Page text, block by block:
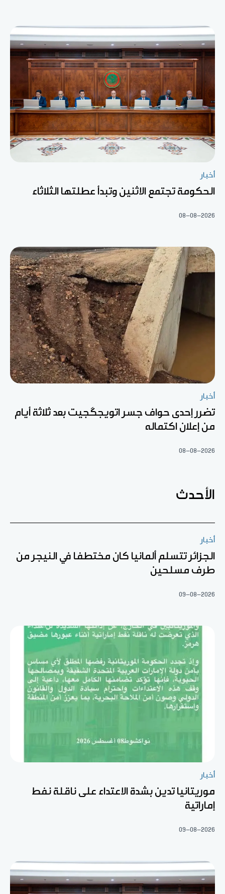
أخبار
الحكومة تجتمع الاثنين وتبدأ عطلتها الثلاثاء
08-08-2026
أخبار
تضرر إحدى حواف جسر اتويجگجيت بعد ثلاثة أيام
من إعلان اكتماله
08-08-2026
الأحدث
أخبار
الجزائر تتسلم ألمانيا كان مختطفا في النيجر من
طرف مسلحين
09-08-2026
أخبار
موريتانيا تدين بشدة الاعتداء على ناقلة نفط
إماراتية
09-08-2026